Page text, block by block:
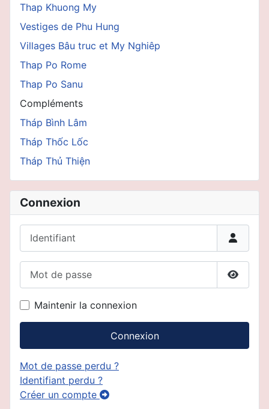
Thap Khuong My
Vestiges de Phu Hung
Villages Bâu truc et My Nghiêp
Thap Po Rome
Thap Po Sanu
Compléments
Tháp Bình Lâm
Tháp Thốc Lốc
Tháp Thủ Thiện
Connexion
Maintenir la connexion
Connexion
Mot de passe perdu ?
Identifiant perdu ?
Créer un compte